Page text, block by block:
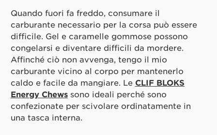
Quando fuori fa freddo, consumare il
carburante necessario per la corsa può essere
difficile. Gel e caramelle gommose possono
congelarsi e diventare difficili da mordere.
Affinché ciò non avvenga, tengo il mio
carburante vicino al corpo per mantenerlo
caldo e facile da mangiare. Le CLIF BLOKS
Energy Chewssono ideali perché sono
confezionate per scivolare ordinatamente in
una tasca interna.